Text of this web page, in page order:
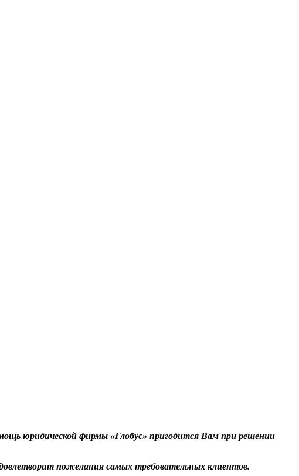
юридической фирмы «Глобус» пригодится Вам при решении
пожелания самых требовательных клиентов.